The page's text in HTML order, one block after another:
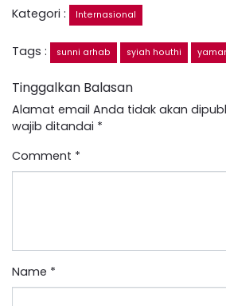
Kategori : Internasional
Tags : sunni arhab syiah houthi
Tinggalkan Balasan
Alamat email Anda tidak akan
wajib ditandai *
Comment *
Name *